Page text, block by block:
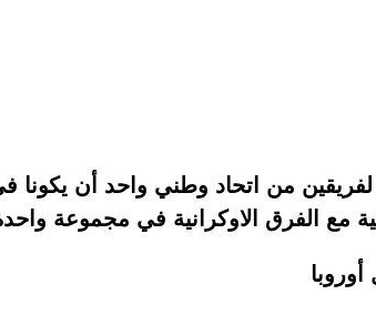
من اتحاد وطني واحد أن يكونا
مع الفرق الاوكرانية في مجموعة